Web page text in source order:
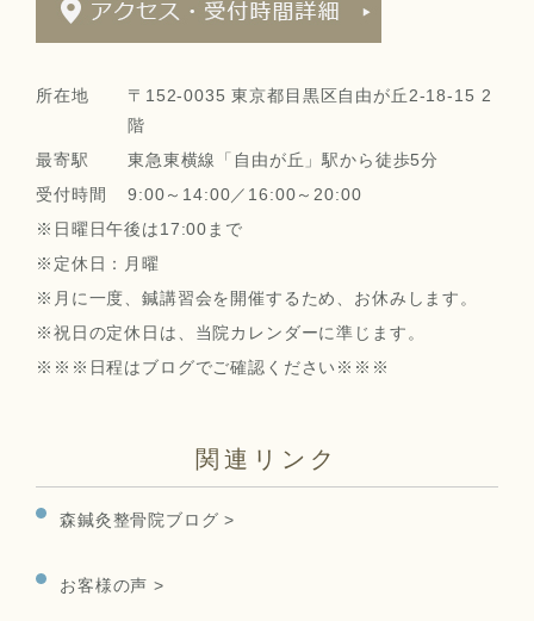
所在地
〒152-0035 東京都目黒区自由が丘2-18-15 2
階
最寄駅
東急東横線「自由が丘」駅から徒歩5分
受付時間
9:00～14:00／16:00～20:00
※日曜日午後は17:00まで
※定休日：月曜
※月に一度、鍼講習会を開催するため、お休みします。
※祝日の定休日は、当院カレンダーに準じます。
※※※日程はブログでご確認ください※※※
関連リンク
森鍼灸整骨院ブログ >
お客様の声 >